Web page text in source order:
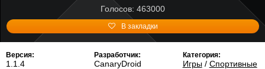
Голосов: 463000
В закладки
Версия:
1.1.4
Разработчик:
CanaryDroid
Категория:
Игры/ Спортивные